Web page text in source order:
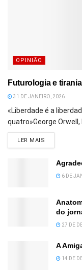
OPINIÃO
Futurologia e tirania
31 DE JANEIRO, 2026
«Liberdade é a
quatro»George Orwell,
LER MAIS
6 DE
do
27 DE
A
14 DE